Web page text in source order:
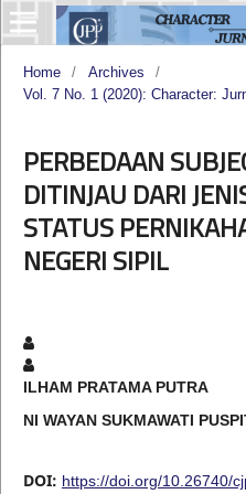
Home / Archives
/
Vol. 7 No. 1 (2020): Character:
PERBEDAAN
DITINJAU DARI
STATUS
NEGERI SIPIL
ILHAM PRATAMA PUTRA
NI WAYAN SUKMAWATI
DOI: https://doi.org/10.26740/